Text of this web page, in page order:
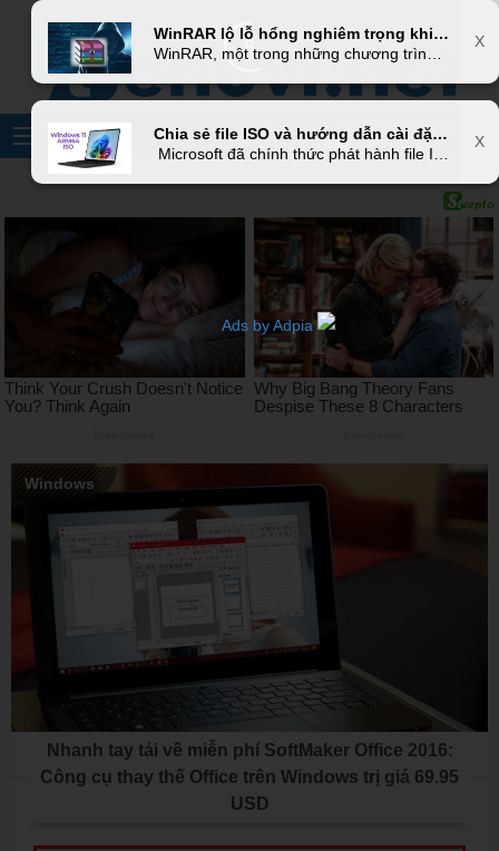
6
Ads by Adpia
Windows
Nhanh tay tải về miễn phí SoftMaker Office 2016:
Công cụ thay thế Office trên Windows trị giá 69.95
USD
WinRAR lộ lỗ hổng nghiêm trọng khiến hàng triệu người dùng Windows gặp nguy hiểm
X
Chia sẻ file ISO và hướng dẫn cài đặt Windows 11 on ARM phiên bản 24H2
X